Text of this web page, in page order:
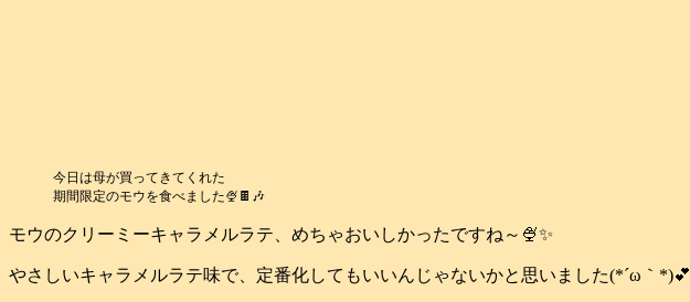
今日は母が買ってきてくれた
期間限定のモウを食べました🍨🍫🎶
モウのクリーミーキャラメルラテ、めちゃおいしかったですね～🍨✨
やさしいキャラメルラテ味で、定番化してもいいんじゃないかと思いました(*´ω｀*)💕